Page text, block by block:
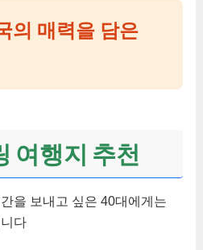
의 매력을 담은
여행지 추천
을 보내고 싶은 40대에게는
다